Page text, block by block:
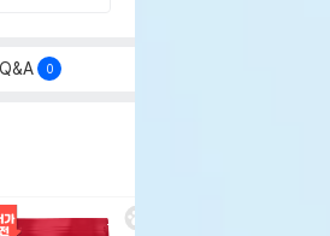
Q&A 0